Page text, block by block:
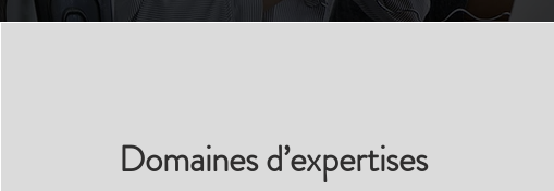
Domaines d’expertises